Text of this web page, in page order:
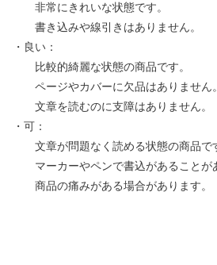
非常にきれいな状態です。
書き込みや線引きはありません。
・良い：
比較的綺麗な状態の商品です。
ページやカバーに欠品はありません。
文章を読むのに支障はありません。
・可：
文章が問題なく読める状態の商品で
マーカーやペンで書込があることが
商品の痛みがある場合があります。